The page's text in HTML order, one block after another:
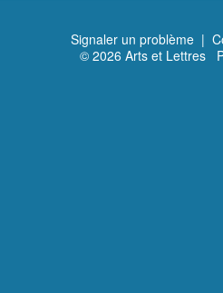
Signaler un problème |
© 2026 Arts et Lettres